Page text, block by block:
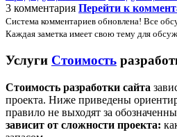
3 комментария Перейти к
Система комментариев обновлена! Все
Каждая заметка имеет свою тему для
Услуги Стоимость
Стоимость разработки сайта
проекта. Ниже приведены
правило не выходят за
зависит от сложности проекта: